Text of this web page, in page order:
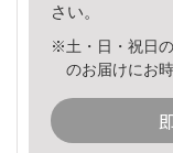
さい。
※土・日・祝日
のお届けにお